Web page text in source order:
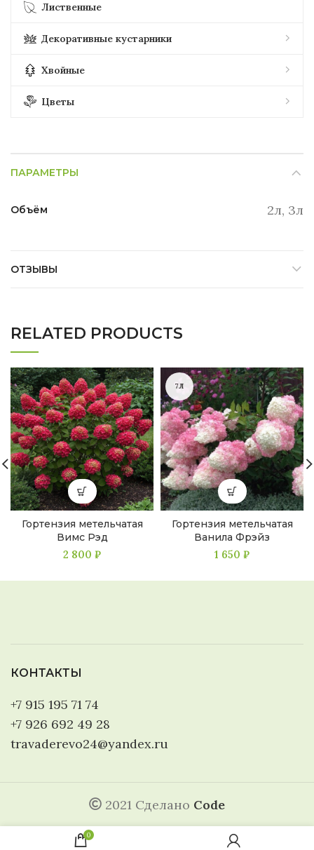
Лиственные
Декоративные кустарники
Хвойные
Цветы
ПАРАМЕТРЫ
Объём 2л, 3л
ОТЗЫВЫ
RELATED PRODUCTS
Гортензия метельчатая
Вимс Рэд
2 800 ₽
7Л
Гортензия метельчатая
Ванила Фрэйз
1 650 ₽
КОНТАКТЫ
+7 915 195 71 74
+7 926 692 49 28
travaderevo24@yandex.ru
2021 Сделано Code
0